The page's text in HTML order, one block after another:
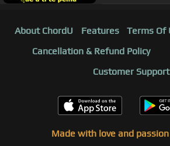
About ChordU Features Terms Of
Cancellation & Refund Policy
Customer Support
Made with love and